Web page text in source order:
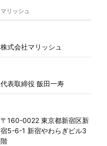
マリッシュ
株式会社マリッシュ
代表取締役 飯田一寿
〒160-0022 東京都新宿区新
宿5-6-1 新宿やわらぎビル3
階